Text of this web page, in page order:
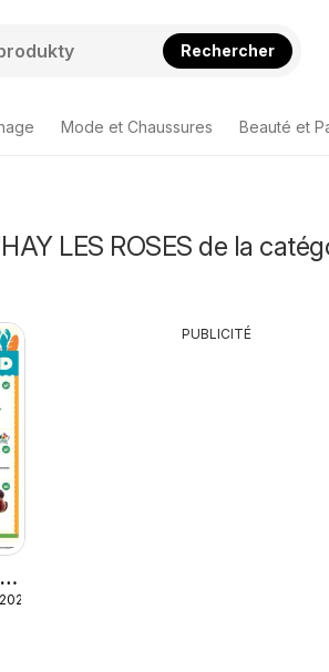
Rechercher
Mode et Chaussures Beauté et
LES ROSES de la
PUBLICITÉ